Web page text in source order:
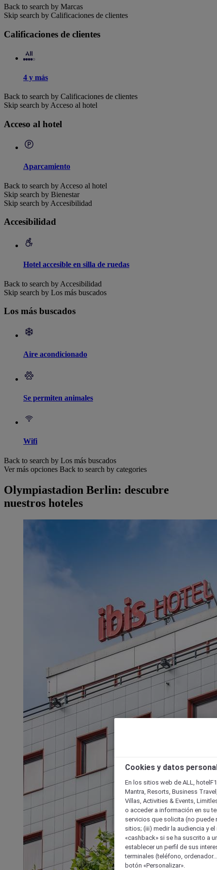
Back to search by Marcas
Skip search by Calificaciones de clientes
Calificaciones de clientes
4 y más
Back to search by Calificaciones de clientes
Skip search by Acceso al hotel
Acceso al hotel
Aparcamiento
Back to search by Acceso al hotel
Skip search by Bienestar
Skip search by Accesibilidad
Accesibilidad
Hotel accesible en silla de ruedas
Back to search by Accesibilidad
Skip search by Los más buscados
Los más buscados
Aire acondicionado
Se permiten animales
Wifi
Back to search by Los más buscados
Ver más opciones Back to search by categories
Olympiastadion Berlin: descubre
nuestros hoteles
Cookies y datos
En los sitios web de ALL,
Mantra, Resorts, Business
Villas, Activities & Events,
o acceder a información en su
servicios que solicita (no puede
sitios; (iii) medir la audiencia y
«cashback» si se ha suscrito a
establecer un perfil de sus
terminales (teléfono,
botón «Personalizar».